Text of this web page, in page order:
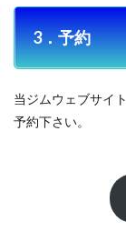
3．予約
当ジムウェブサイト
予約下さい。